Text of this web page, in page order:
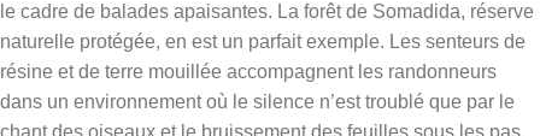
le cadre de balades apaisantes. La forêt de Somadida, réserve
naturelle protégée, en est un parfait exemple. Les senteurs de
résine et de terre mouillée accompagnent les randonneurs
dans un environnement où le silence n’est troublé que par le
chant des oiseaux et le bruissement des feuilles sous les pas.